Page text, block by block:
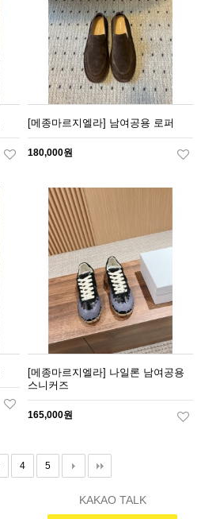
[메종마르지엘라] 남여공용 로퍼
180,000원
[메종마르지엘라] 나일론 남여공용
스니커즈
165,000원
4 5
KAKAO TALK